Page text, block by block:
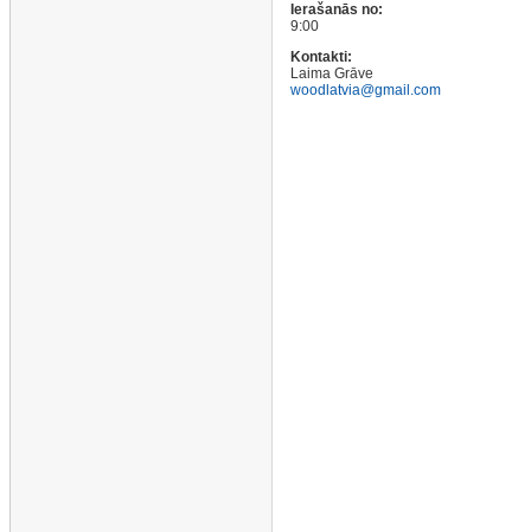
Ierašanās no:
9:00
Kontakti:
Laima Grāve
woodlatvia@gmail.com